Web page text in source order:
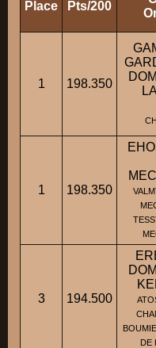
Place Pts/200
1 198.350
1 198.350
3 194.500
DE